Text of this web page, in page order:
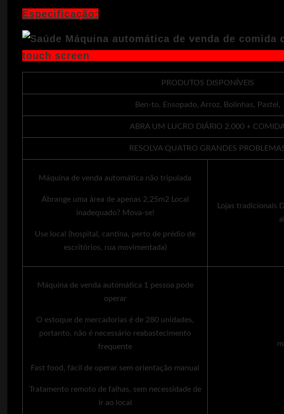
Especificação:
PRODUTOS DISPONÍVEIS
Ben-to, Ensopado, Arroz, Bolinhas, Pastel,
ABRA UM LUCRO DIÁRIO 2.000 +
RESOLVA QUATRO GRANDES
Máquina de venda automática não tripulada
Abrange uma área de apenas 2,25m2 Local
inadequado? Mova-se!
Use local (hospital, cantina, perto de prédio de
escritórios, rua movimentada)
Lojas tradicionais
Máquina de venda automática 1 pessoa pode
operar
O estoque de mercadorias é de 280 unidades,
portanto, não é necessário reabastecimento
frequente
Fast food, fácil de operar sem orientação manual
Tratamento remoto de falhas, sem necessidade de
ir ao local